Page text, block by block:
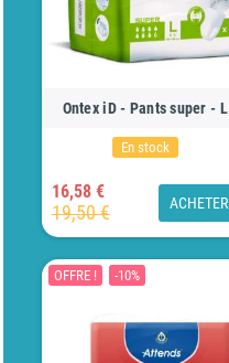
Ontex iD - Pants super - L
En stock
16,58 €
19,50 € ACHETER
OFFRE ! -10%